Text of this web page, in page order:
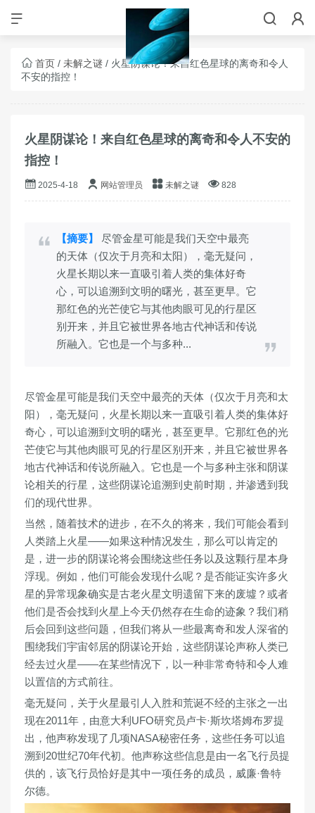
首页 / 未解之谜 / 火星阴谋论！来自红色星球的离奇和令人
不安的指控！
火星阴谋论！来自红色星球的离奇和令人不安的
指控！
2025-4-18 网站管理员 未解之谜 828
【摘要】
尽管金星可能是我们天空中最亮
的天体（仅次于月亮和太阳），毫无疑问，
火星长期以来一直吸引着人类的集体好奇
心，可以追溯到文明的曙光，甚至更早。它
那红色的光芒使它与其他肉眼可见的行星区
别开来，并且它被世界各地古代神话和传说
所融入。它也是一个与多种...
尽管金星可能是我们天空中最亮的天体（仅次于月亮和太
阳），毫无疑问，火星长期以来一直吸引着人类的集体好
奇心，可以追溯到文明的曙光，甚至更早。它那红色的光
芒使它与其他肉眼可见的行星区别开来，并且它被世界各
地古代神话和传说所融入。它也是一个与多种主张和阴谋
论相关的行星，这些阴谋论追溯到史前时期，并渗透到我
们的现代世界。
当然，随着技术的进步，在不久的将来，我们可能会看到
人类踏上火星——如果这种情况发生，那么可以肯定的
是，进一步的阴谋论将会围绕这些任务以及这颗行星本身
浮现。例如，他们可能会发现什么呢？是否能证实许多火
星的异常现象确实是古老火星文明遗留下来的废墟？或者
他们是否会找到火星上今天仍然存在生命的迹象？我们稍
后会回到这些问题，但我们将从一些最离奇和发人深省的
围绕我们宇宙邻居的阴谋论开始，这些阴谋论声称人类已
经去过火星——在某些情况下，以一种非常奇特和令人难
以置信的方式前往。
毫无疑问，关于火星最引人入胜和荒诞不经的主张之一出
现在2011年，由意大利UFO研究员卢卡·斯坎塔姆布罗提
出，他声称发现了几项NASA秘密任务，这些任务可以追
溯到20世纪70年代初。他声称这些信息是由一名飞行员提
供的，该飞行员恰好是其中一项任务的成员，威廉·鲁特
尔德。